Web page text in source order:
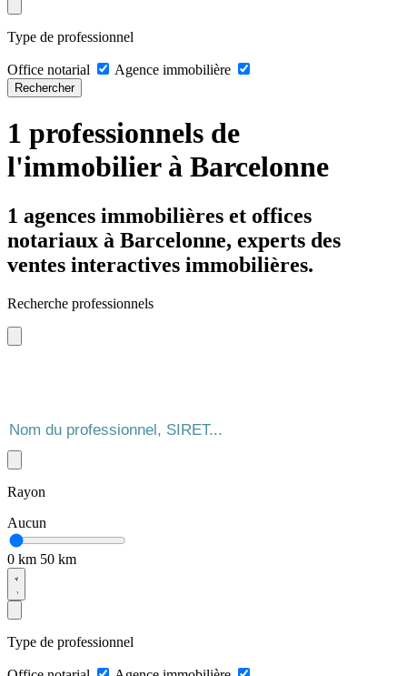
Type de professionnel
Office notarial Agence immobilière
Rechercher
1 professionnels de
l'immobilier à Barcelonne
1 agences immobilières et offices
notariaux à Barcelonne, experts des
ventes interactives immobilières.
Recherche professionnels
Rayon
Aucun
0 km 50 km
Type de professionnel